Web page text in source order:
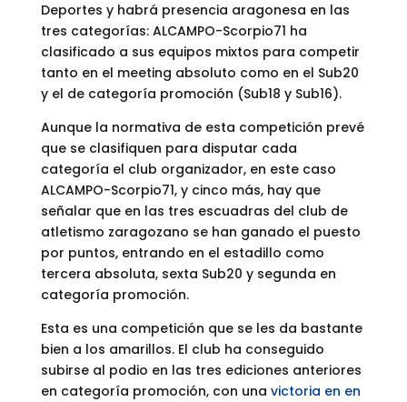
Deportes y habrá presencia aragonesa en las
tres categorías: ALCAMPO-Scorpio71 ha
clasificado a sus equipos mixtos para competir
tanto en el meeting absoluto como en el Sub20
y el de categoría promoción (Sub18 y Sub16).
Aunque la normativa de esta competición prevé
que se clasifiquen para disputar cada
categoría el club organizador, en este caso
ALCAMPO-Scorpio71, y cinco más, hay que
señalar que en las tres escuadras del club de
atletismo zaragozano se han ganado el puesto
por puntos, entrando en el estadillo como
tercera absoluta, sexta Sub20 y segunda en
categoría promoción.
Esta es una competición que se les da bastante
bien a los amarillos. El club ha conseguido
subirse al podio en las tres ediciones anteriores
en categoría promoción, con una victoria en en